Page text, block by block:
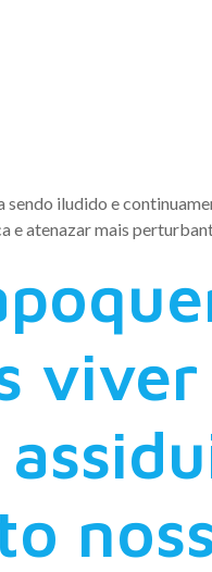
iludido e
e atenazar mais